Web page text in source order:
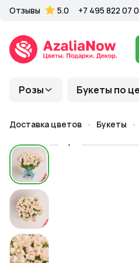
Розы Букеты по
Отзывы 5.0 +7 495 822 07
Доставка цветов Букеты